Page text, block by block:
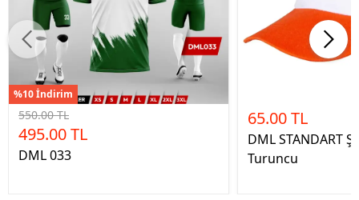
%10 İndirim
550.00 TL
495.00 TL
DML 033
65.00 TL
DML STANDART
Turuncu